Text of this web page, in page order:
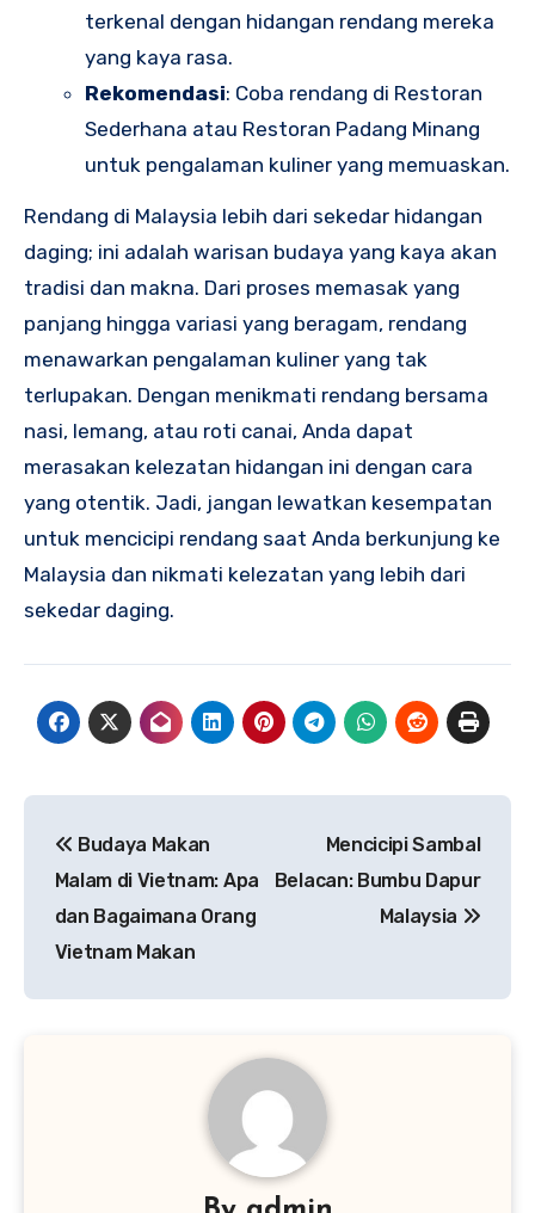
terkenal dengan hidangan rendang mereka
yang kaya rasa.
Rekomendasi: Coba rendang di Restoran
Sederhana atau Restoran Padang Minang
untuk pengalaman kuliner yang memuaskan.
Rendang di Malaysia lebih dari sekedar hidangan
daging; ini adalah warisan budaya yang kaya akan
tradisi dan makna. Dari proses memasak yang
panjang hingga variasi yang beragam, rendang
menawarkan pengalaman kuliner yang tak
terlupakan. Dengan menikmati rendang bersama
nasi, lemang, atau roti canai, Anda dapat
merasakan kelezatan hidangan ini dengan cara
yang otentik. Jadi, jangan lewatkan kesempatan
untuk mencicipi rendang saat Anda berkunjung ke
Malaysia dan nikmati kelezatan yang lebih dari
sekedar daging.
pos
Budaya Makan
Malam di Vietnam: Apa
dan Bagaimana Orang
Vietnam Makan
Mencicipi Sambal
Belacan: Bumbu Dapur
Malaysia